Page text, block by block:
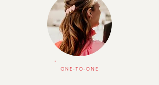
ONE-TO-ONE